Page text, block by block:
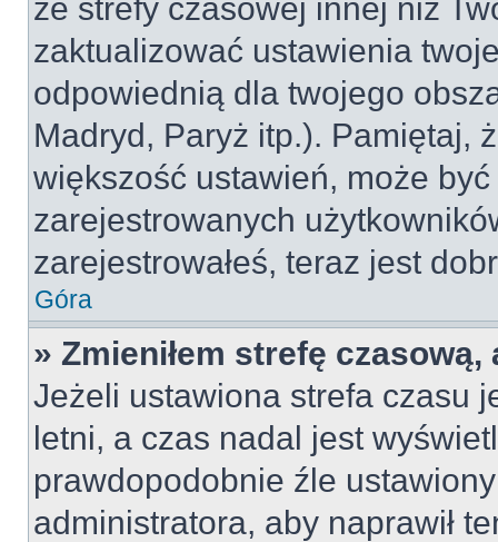
ze strefy czasowej innej niż
zaktualizować ustawienia
odpowiednią dla twojego
Madryd, Paryż itp.). Pamiętaj,
większość ustawień, może
zarejestrowanych
zarejestrowałeś, teraz jest
Góra
» Zmieniłem strefę
Jeżeli ustawiona strefa czasu
letni, a czas nadal jest
prawdopodobnie źle
administratora, aby naprawił